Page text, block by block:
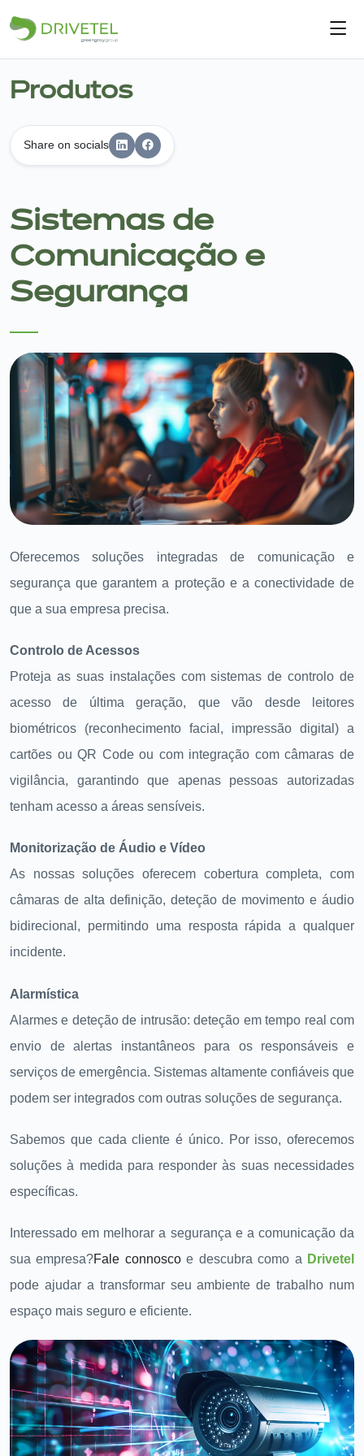
Serviços
Notícias
Contactos
Produtos
Share on socials
Sistemas de
Comunicação e
Segurança
Oferecemos soluções integradas de comunicação e
segurança que garantem a proteção e a conectividade de
que a sua empresa precisa.
Controlo de Acessos
Proteja as suas instalações com sistemas de controlo de
acesso de última geração, que vão desde leitores
biométricos (reconhecimento facial, impressão digital) a
cartões ou QR Code ou com integração com câmaras de
vigilância, garantindo que apenas pessoas autorizadas
tenham acesso a áreas sensíveis.
Monitorização de Áudio e Vídeo
As nossas soluções oferecem cobertura completa, com
câmaras de alta definição, deteção de movimento e áudio
bidirecional, permitindo uma resposta rápida a qualquer
incidente.
Alarmística
Alarmes e deteção de intrusão: deteção em tempo real com
envio de alertas instantâneos para os responsáveis e
serviços de emergência. Sistemas altamente confiáveis que
podem ser integrados com outras soluções de segurança.
Sabemos que cada cliente é único. Por isso, oferecemos
soluções à medida para responder às suas necessidades
específicas.
Interessado em melhorar a segurança e a comunicação da
sua empresa?Fale connoscoe descubra como a Drivetel
pode ajudar a transformar seu ambiente de trabalho num
espaço mais seguro e eficiente.